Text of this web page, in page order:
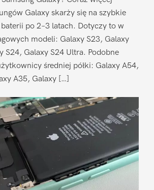
Galaxy skarży się na szybkie
baterii po 2–3 latach. Dotyczy to w
modeli: Galaxy S23, Galaxy
S24, Galaxy S24 Ultra. Podobne
średniej półki: Galaxy A54,
A35, Galaxy […]